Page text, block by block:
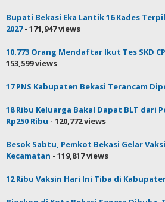
Bupati Bekasi Eka Lantik 16 Kades
2027- 171,947 views
10.773 Orang Mendaftar Ikut Tes SKD
153,599 views
17 PNS Kabupaten Bekasi Terancam
18 Ribu Keluarga Bakal Dapat BLT dari
Rp250 Ribu - 120,772 views
Besok Sabtu, Pemkot Bekasi Gelar
Kecamatan - 119,817 views
12 Ribu Vaksin Hari Ini Tiba di